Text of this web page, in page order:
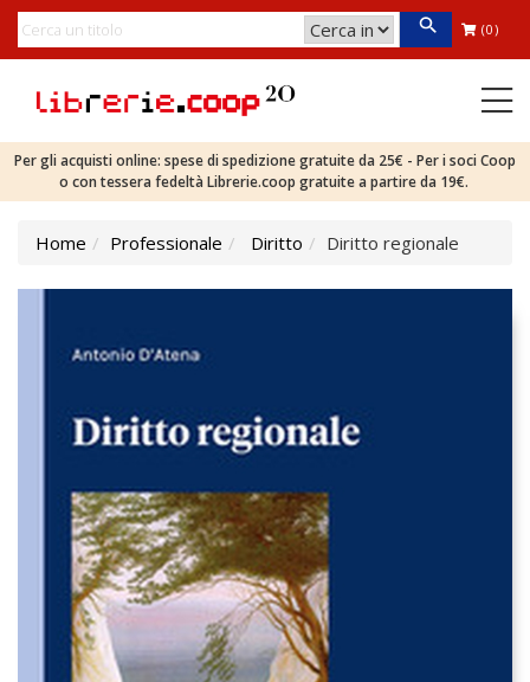
(0)
Per gli acquisti online: spese di spedizione gratuite da 25€ - Per i soci Coop
o con tessera fedeltà Librerie.coop gratuite a partire da 19€.
Home Professionale Diritto Diritto regionale